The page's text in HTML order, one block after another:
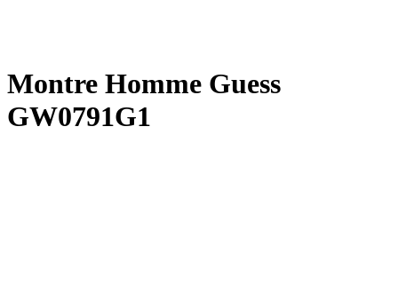
Montre Homme Guess
GW0791G1